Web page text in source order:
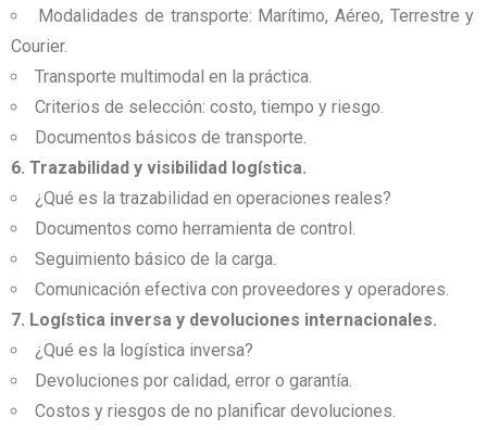
Modalidades de transporte: Marítimo, Aéreo, Terrestre y
Courier.
Transporte multimodal en la práctica.
Criterios de selección: costo, tiempo y riesgo.
Documentos básicos de transporte.
6. Trazabilidad y visibilidad logística.
¿Qué es la trazabilidad en operaciones reales?
Documentos como herramienta de control.
Seguimiento básico de la carga.
Comunicación efectiva con proveedores y operadores.
7. Logística inversa y devoluciones internacionales.
¿Qué es la logística inversa?
Devoluciones por calidad, error o garantía.
Costos y riesgos de no planificar devoluciones.